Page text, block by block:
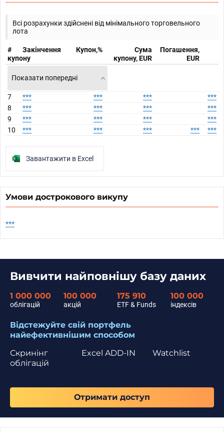
Всі розрахунки здійснені від мінімального торговельного
лота
#
Закінчення
купону
Купон,%
Сума
купону, EUR
Погашення,
EUR
Показати попередні
7 *** *** ***
***
8
*** *** ***
***
9
*** *** ***
***
10
*** *** *** *** ***
Завантажити в Excel
Умови дострокового викупу
***
Вивчити найповнішу базу даних
1 000 000
облігацій
100 000
акцій
175 910
ETF & Funds
100 000
індексів
Відстежуйте свій портфель
найефективнішим способом
Скринінг
облігацій
Watchlist
Excel ADD-IN
Отримати доступ